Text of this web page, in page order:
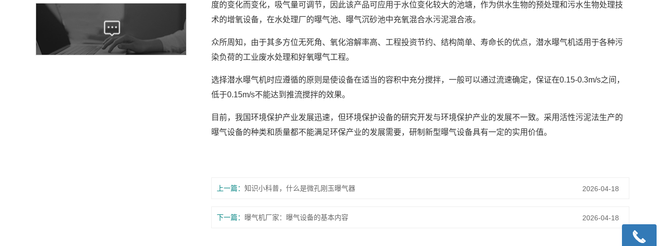
度的变化而变化，吸气量可调节，因此该产品可应用于水位变化较大的池塘，作为供水生物的预处理和污水生物处理技
术的增氧设备，在水处理厂的曝气池、曝气沉砂池中充氧混合水污泥混合液。
众所周知，由于其多方位无死角、氧化溶解率高、工程投资节约、结构简单、寿命长的优点，潜水曝气机适用于各种污
染负荷的工业废水处理和好氧曝气工程。
选择潜水曝气机时应遵循的原则是使设备在适当的容积中充分搅拌，一般可以通过流速确定，保证在0.15-0.3m/s之间，
低于0.15m/s不能达到推流搅拌的效果。
目前，我国环境保护产业发展迅速，但环境保护设备的研究开发与环境保护产业的发展不一致。采用活性污泥法生产的
曝气设备的种类和质量都不能满足环保产业的发展需要，研制新型曝气设备具有一定的实用价值。
上一篇： 知识小科普，什么是微孔刚玉曝气器 2026-04-18
下一篇： 曝气机厂家：曝气设备的基本内容 2026-04-18